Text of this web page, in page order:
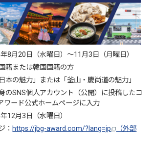
8月20日（水曜日）～11月3日（月曜日）
籍または韓国国籍の方
本の魅力」または「釜山・慶尚道の魅力」
のSNS個人アカウント（公開）に投稿したコ
ワード公式ホームページに入力
12月3日（水曜日）
： https://jbg-award.com/?lang=jp
（外部